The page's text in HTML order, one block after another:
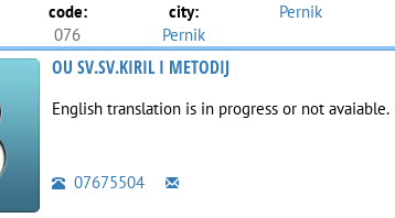
code:
076
city:
Pernik
Pernik
OU SV.SV.KIRIL I METODIJ
English translation is in progress or not avaiable.
07675504